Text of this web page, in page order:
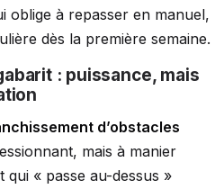
oblige à repasser en manuel,
dès la première semaine.
: puissance, mais
d’obstacles
mais à manier
« passe au-dessus »